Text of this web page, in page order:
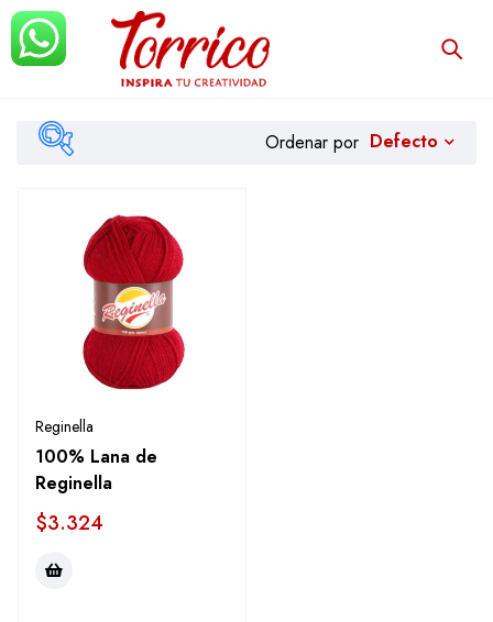
Filtrar
Ordenar por Defecto
Reginella
100% Lana de
Reginella
$3.324